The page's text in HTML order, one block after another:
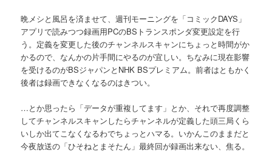
晩メシと風呂を済ませて、週刊モーニングを「コミックDAYS」
アプリで読みつつ録画用PCのBSトランスポンダ変更設定を行
う。定義を変更した後のチャンネルスキャンにちょっと時間がか
かるので、なんかの片手間にやるのが宜しい。ちなみに現在影響
を受けるのがBSジャパンとNHK BSプレミアム。前者はともかく
後者は録画できなくなるのはきつい。
…とか思ったら「データが重複してます」とか、それで再度調整
してチャンネルスキャンしたらチャンネルが定義した頭三局くら
いしか出てこなくなるわでちょっとハマる。いかんこのままだと
今夜放送の「ひそねとまそたん」最終回が録画出来ない、焦る。